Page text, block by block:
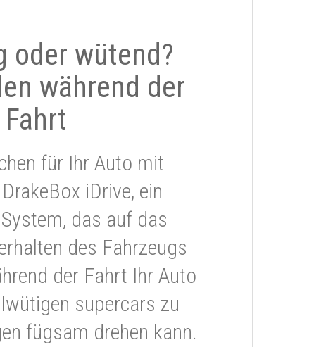
oder wütend?
während der
Fahrt
für Ihr Auto mit
iDrive, ein
das auf das
des Fahrzeugs
der Fahrt Ihr Auto
supercars zu
fügsam drehen kann.